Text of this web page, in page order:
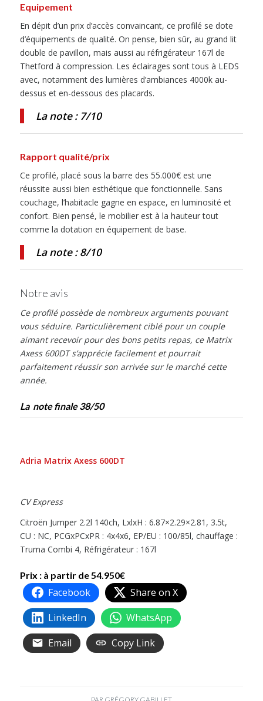
Equipement
En dépit d’un prix d’accès convaincant, ce profilé se dote
d’équipements de qualité. On pense, bien sûr, au grand lit
double de pavillon, mais aussi au réfrigérateur 167l de
Thetford à compression. Les éclairages sont tous à LEDS
avec, notamment des lumières d’ambiances 4000k au-
dessus et en-dessous des placards.
La note : 7/10
Rapport qualité/prix
Ce profilé, placé sous la barre des 55.000€ est une
réussite aussi bien esthétique que fonctionnelle. Sans
couchage, l’habitacle gagne en espace, en luminosité et
confort. Bien pensé, le mobilier est à la hauteur tout
comme la dotation en équipement de base.
La note : 8/10
Notre avis
Ce profilé possède de nombreux arguments pouvant
vous séduire. Particulièrement ciblé pour un couple
aimant recevoir pour des bons petits repas, ce Matrix
Axess 600DT s’apprécie facilement et pourrait
parfaitement réussir son arrivée sur le marché cette
année.
La note finale 38/50
Adria Matrix Axess 600DT
CV Express
Citroën Jumper 2.2l 140ch, LxlxH : 6.87×2.29×2.81, 3.5t,
CU : NC, PCGxPCxPR : 4x4x6, EP/EU : 100/85l, chauffage :
Truma Combi 4, Réfrigérateur : 167l
Prix : à partir de 54.950€
Facebook
Share on X
LinkedIn
WhatsApp
Email
Copy Link